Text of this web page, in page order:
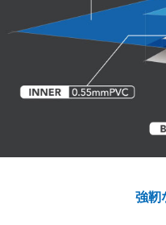
強靭